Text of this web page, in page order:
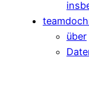
über